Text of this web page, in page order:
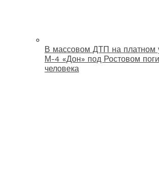
В массовом ДТП на платном
М-4 «Дон» под Ростовом
человека